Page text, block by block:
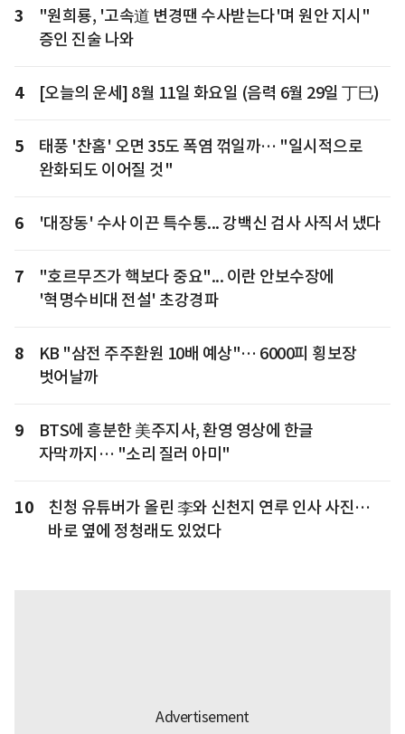
3
"원희룡, '고속道 변경땐 수사받는다'며 원안 지시"
증인 진술 나와
4 [오늘의 운세] 8월 11일 화요일 (음력 6월 29일 丁巳)
5
태풍 '찬홈' 오면 35도 폭염 꺾일까… "일시적으로
완화되도 이어질 것"
6 '대장동' 수사 이끈 특수통... 강백신 검사 사직서 냈다
7
"호르무즈가 핵보다 중요"... 이란 안보수장에
'혁명수비대 전설' 초강경파
8
KB "삼전 주주환원 10배 예상"… 6000피 횡보장
벗어날까
9
BTS에 흥분한 美주지사, 환영 영상에 한글
자막까지… "소리 질러 아미"
10
친청 유튜버가 올린 李와 신천지 연루 인사 사진…
바로 옆에 정청래도 있었다